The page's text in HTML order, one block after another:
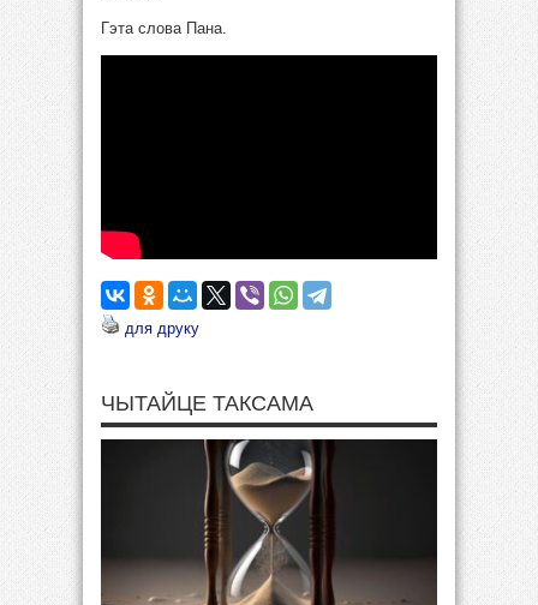
Гэта слова Пана.
для друку
ЧЫТАЙЦЕ ТАКСАМА